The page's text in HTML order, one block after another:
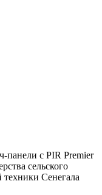
панели с PIR Premier
сельского
техники Сенегала